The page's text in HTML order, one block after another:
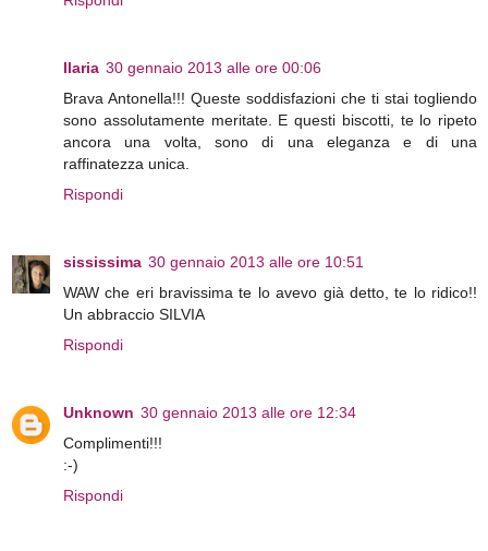
Ilaria 30 gennaio 2013 alle ore 00:06
Brava Antonella!!! Queste soddisfazioni che ti stai togliendo
sono assolutamente meritate. E questi biscotti, te lo ripeto
ancora una volta, sono di una eleganza e di una
raffinatezza unica.
Rispondi
sississima 30 gennaio 2013 alle ore 10:51
WAW che eri bravissima te lo avevo già detto, te lo ridico!!
Un abbraccio SILVIA
Rispondi
Unknown 30 gennaio 2013 alle ore 12:34
Complimenti!!!
:-)
Rispondi